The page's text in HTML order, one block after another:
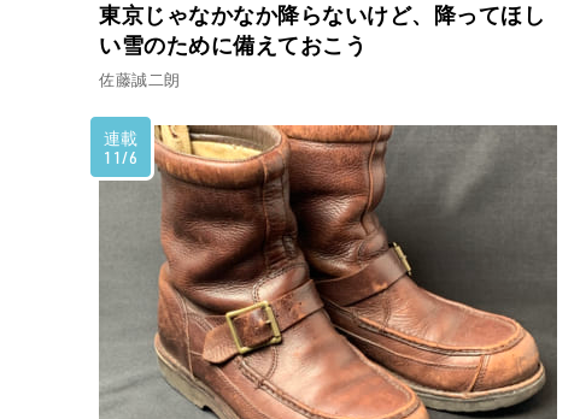
東京じゃなかなか降らないけど、降ってほし
い雪のために備えておこう
佐藤誠二朗
連載
11/6